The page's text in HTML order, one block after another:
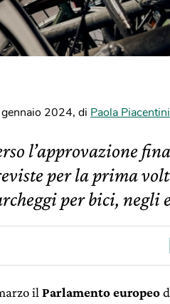
2024, di Paola Piacentini
l’approvazione
per la prima
per bici, negli
il Parlamento europeo